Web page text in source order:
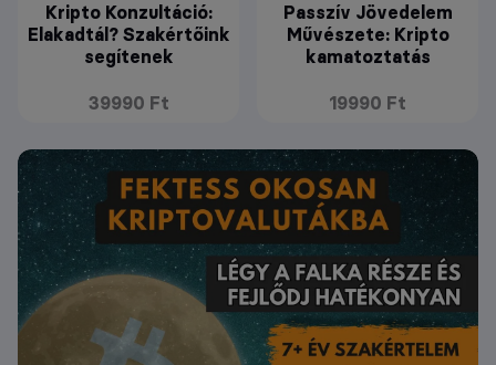
Kripto Konzultáció:
Elakadtál? Szakértőink
segítenek
39990 Ft
Passzív Jövedelem
Művészete: Kripto
kamatoztatás
19990 Ft